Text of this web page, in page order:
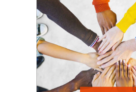
FEUILLETER